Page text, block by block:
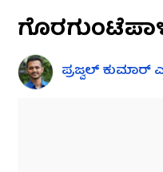
ಪ್ರಜ್ವಲ್​ ಕುಮಾರ್